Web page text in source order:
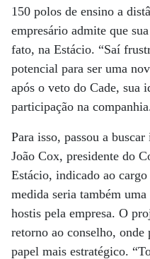
150 polos de ensino a
empresário admite que
fato, na Estácio. “Saí
potencial para ser uma
após o veto do Cade, sua
participação na
Para isso, passou a
João Cox, presidente do
Estácio, indicado ao
medida seria também
hostis pela empresa. O
retorno ao conselho, onde
papel mais estratégico.